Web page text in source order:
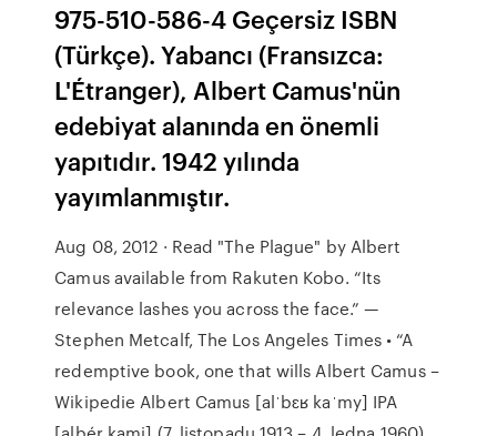
975-510-586-4 Geçersiz ISBN
(Türkçe). Yabancı (Fransızca:
L'Étranger), Albert Camus'nün
edebiyat alanında en önemli
yapıtıdır. 1942 yılında
yayımlanmıştır.
Aug 08, 2012 · Read "The Plague" by Albert
Camus available from Rakuten Kobo. “Its
relevance lashes you across the face.” —
Stephen Metcalf, The Los Angeles Times • “A
redemptive book, one that wills Albert Camus –
Wikipedie Albert Camus [alˈbɛʁ kaˈmy] IPA